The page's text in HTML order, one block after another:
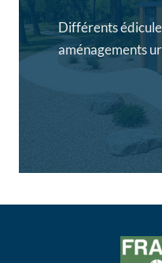
Différents
aménagements